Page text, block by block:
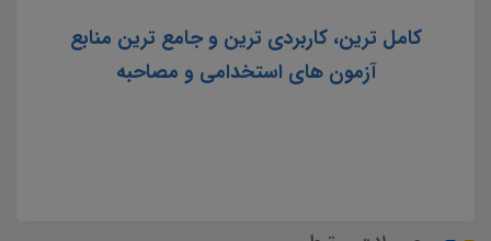
کامل ترین، کاربردی ترین و جامع ترین منابع
آزمون های استخدامی و مصاحبه